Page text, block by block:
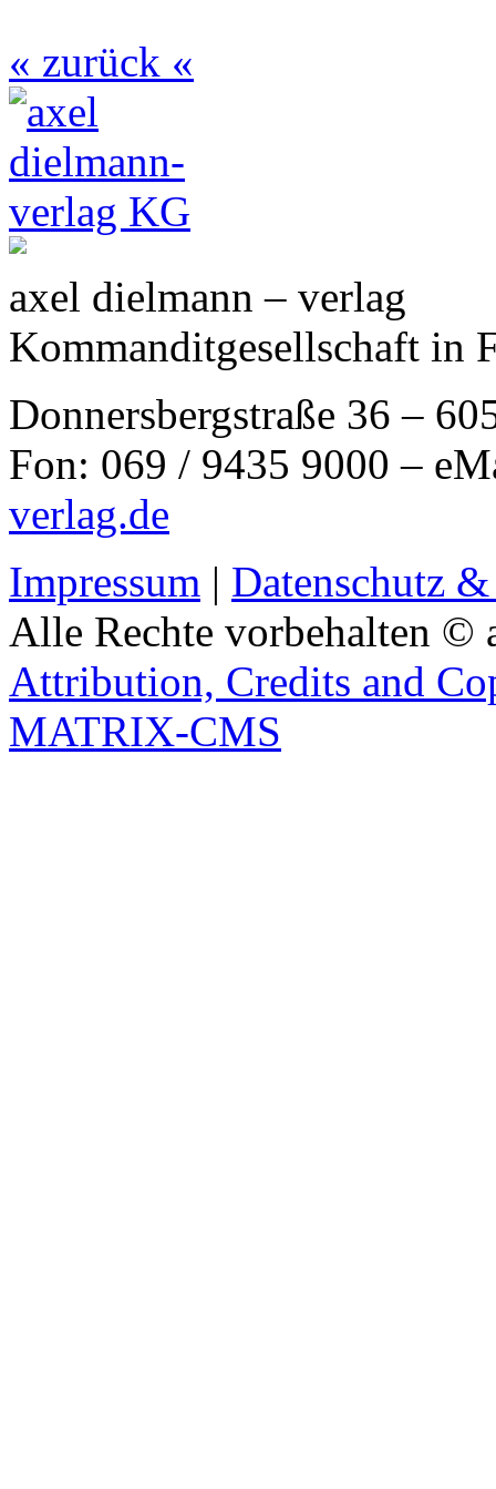
« zurück «
axel dielmann – verlag
Kommanditgesellschaft in
Donnersbergstraße 36 –
Fon: 069 / 9435 9000 –
verlag.de
Impressum | Datenschutz
Alle Rechte vorbehalten ©
Attribution, Credits and
MATRIX-CMS